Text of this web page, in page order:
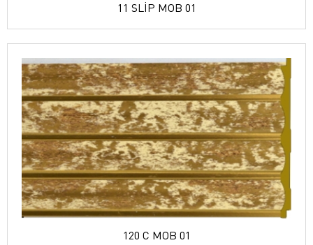
11 SLİP MOB 01
120 C MOB 01